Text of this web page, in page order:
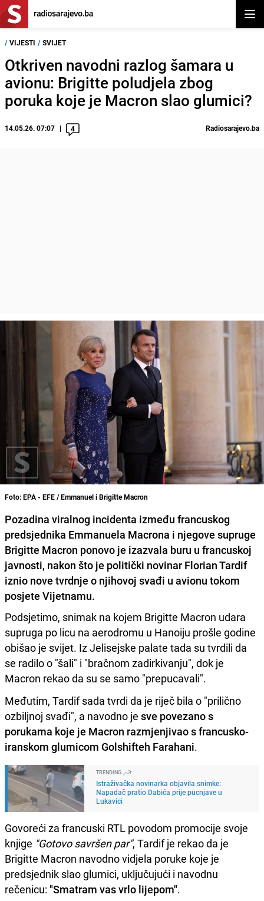
/ VIJESTI / SVIJET
Otkriven navodni razlog šamara u
avionu: Brigitte poludjela zbog
poruka koje je Macron slao glumici?
14.05.26. 07:07 4 Radiosarajevo.ba
Foto: EPA - EFE / Emmanuel i Brigitte Macron
Pozadina viralnog incidenta između francuskog
predsjednika Emmanuela Macrona i njegove supruge
Brigitte Macron ponovo je izazvala buru u francuskoj
javnosti, nakon što je politički novinar Florian Tardif
iznio nove tvrdnje o njihovoj svađi u avionu tokom
posjete Vijetnamu.
Podsjetimo, snimak na kojem Brigitte Macron udara
supruga po licu na aerodromu u Hanoiju prošle godine
obišao je svijet. Iz Jelisejske palate tada su tvrdili da
se radilo o "šali" i "bračnom zadirkivanju", dok je
Macron rekao da su se samo "prepucavali".
Međutim, Tardif sada tvrdi da je riječ bila o "prilično
ozbiljnoj svađi", a navodno je sve povezano s
porukama koje je Macron razmjenjivao s francusko-
iranskom glumicom Golshifteh Farahani.
TRENDING
Istraživačka novinarka objavila snimke:
Napadač pratio Dabića prije pucnjave u
Lukavici
Govoreći za francuski RTL povodom promocije svoje
knjige "Gotovo savršen par", Tardif je rekao da je
Brigitte Macron navodno vidjela poruke koje je
predsjednik slao glumici, uključujući i navodnu
rečenicu: "Smatram vas vrlo lijepom".